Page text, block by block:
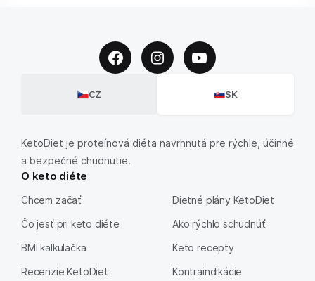
CZ SK
KetoDiet je proteínová diéta navrhnutá pre rýchle, účinné
a bezpečné chudnutie.
O keto diéte
Chcem začať
Čo jesť pri keto diéte
BMI kalkulačka
Recenzie KetoDiet
Dietné plány KetoDiet
Ako rýchlo schudnúť
Keto recepty
Kontraindikácie